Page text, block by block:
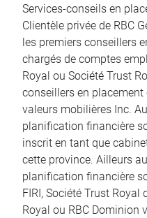
Services-conseils en
Clientèle privée de RBC
les premiers conseillers
chargés de comptes
Royal ou Société Trust
conseillers en
valeurs mobilières Inc.
planification financière
inscrit en tant que
cette province. Ailleurs
planification financière
FIRI, Société Trust
Royal ou RBC Dominion